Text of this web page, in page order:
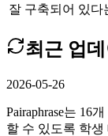
잘 구축되어 있다
최근 업
2026-05-26
Pairaphrase는 16
할 수 있도록 학